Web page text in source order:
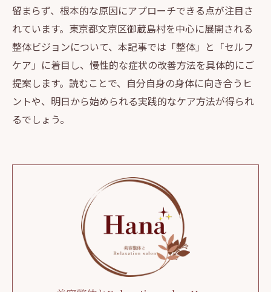
留まらず、根本的な原因にアプローチできる点が注目さ
れています。東京都文京区御蔵島村を中心に展開される
整体ビジョンについて、本記事では「整体」と「セルフ
ケア」に着目し、慢性的な症状の改善方法を具体的にご
提案します。読むことで、自分自身の身体に向き合うヒ
ントや、明日から始められる実践的なケア方法が得られ
るでしょう。